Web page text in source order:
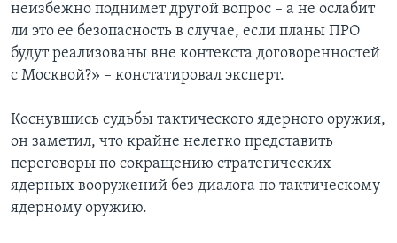
неизбежно поднимет другой вопрос – а не ослабит
ли это ее безопасность в случае, если планы ПРО
будут реализованы вне контекста договоренностей
с Москвой?» – констатировал эксперт.
Коснувшись судьбы тактического ядерного оружия,
он заметил, что крайне нелегко представить
переговоры по сокращению стратегических
ядерных вооружений без диалога по тактическому
ядерному оружию.